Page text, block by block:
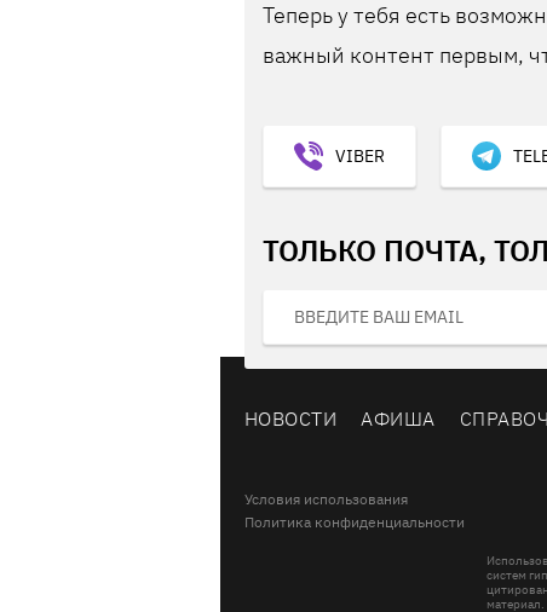
Теперь у тебя есть
важный контент первым,
VIBER
ТОЛЬКО ПОЧТА,
НОВОСТИ АФИША
Условия использования
Политика конфиденциальности
систем